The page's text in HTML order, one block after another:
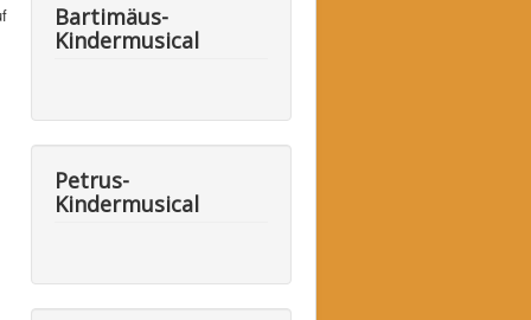
Bartimäus-
Kindermusical
Petrus-
Kindermusical